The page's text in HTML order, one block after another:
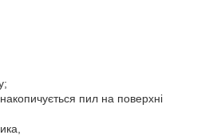
пил на поверхні